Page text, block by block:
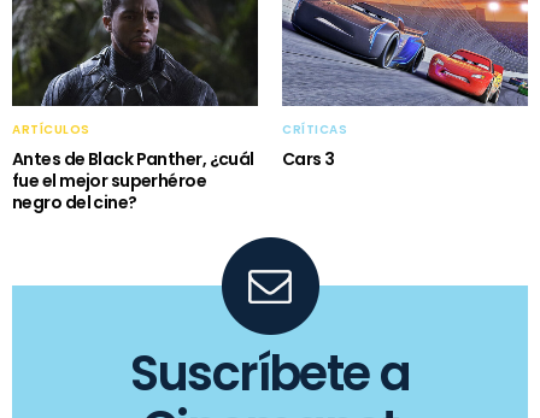
ARTÍCULOS
Antes de Black Panther, ¿cuál
fue el mejor superhéroe
negro del cine?
CRÍTICAS
Cars 3
Suscríbete a